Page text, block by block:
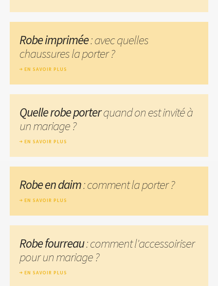
Robe imprimée: avec quelles
chaussures la porter ?
EN SAVOIR PLUS
Quelle robe porterquand on est invité à
un mariage ?
EN SAVOIR PLUS
Robe en daim: comment la porter ?
EN SAVOIR PLUS
Robe fourreau: comment l'accessoiriser
pour un mariage ?
EN SAVOIR PLUS